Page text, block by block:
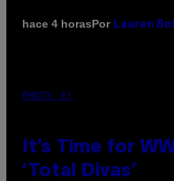
hace 4 horasPor Lauren
PHOTO: E!
It’s Time for
‘Total Divas’